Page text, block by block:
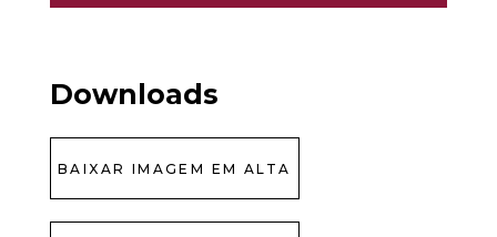
Downloads
BAIXAR IMAGEM EM ALTA